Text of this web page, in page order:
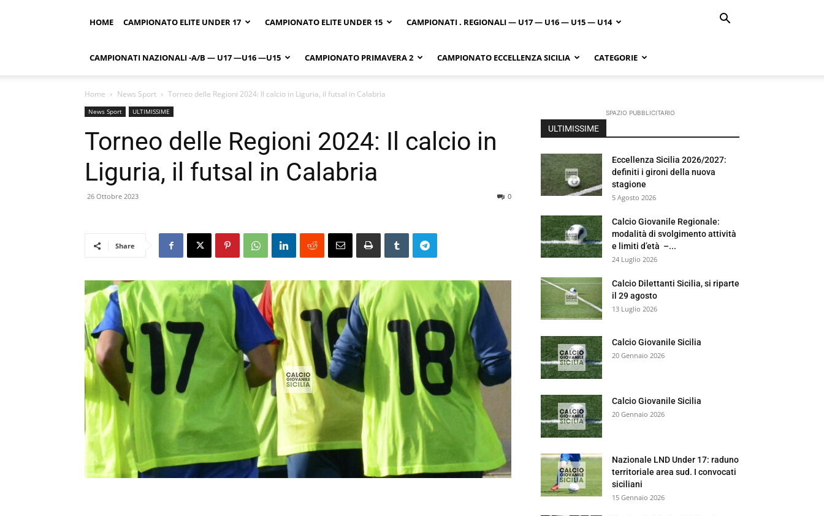
HOME CAMPIONATO ELITE UNDER 17 CAMPIONATO ELITE UNDER 15 CAMPIONATI . REGIONALI — U17 — U16 — U15 — U14
CAMPIONATI NAZIONALI -A/B — U17 —U16 —U15 CAMPIONATO PRIMAVERA 2 CAMPIONATO ECCELLENZA SICILIA CATEGORIE
Home News Sport Torneo delle Regioni 2024: Il calcio in Liguria, il futsal in Calabria
News Sport ULTIMISSIME
Torneo delle Regioni 2024: Il calcio in
Liguria, il futsal in Calabria
26 Ottobre 2023 0
Share
SPAZIO PUBBLICITARIO
ULTIMISSIME
Eccellenza Sicilia 2026/2027:
definiti i gironi della nuova
stagione
5 Agosto 2026
Calcio Giovanile Regionale:
modalità di svolgimento attività
e limiti d’età –...
24 Luglio 2026
Calcio Dilettanti Sicilia, si riparte
il 29 agosto
13 Luglio 2026
Calcio Giovanile Sicilia
20 Gennaio 2026
Calcio Giovanile Sicilia
20 Gennaio 2026
Nazionale LND Under 17: raduno
territoriale area sud. I convocati
siciliani
15 Gennaio 2026